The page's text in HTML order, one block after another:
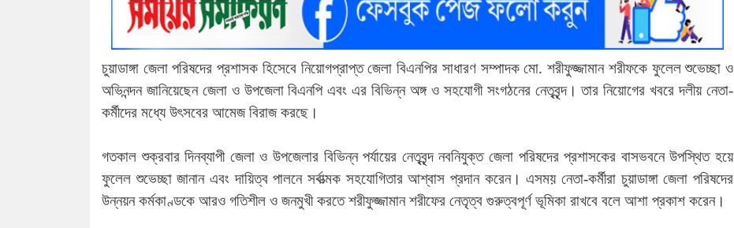
চুয়াডাঙ্গা জেলা পরিষদের প্রশাসক হিসেবে নিয়োগপ্রাপ্ত জেলা বিএনপির সাধারণ সম্পাদক মো. শরীফুজ্জামান শরীফকে ফুলেল শুভেচ্ছা ও
অভিনন্দন জানিয়েছেন জেলা ও উপজেলা বিএনপি এবং এর বিভিন্ন অঙ্গ ও সহযোগী সংগঠনের নেতৃবৃন্দ। তার নিয়োগের খবরে দলীয় নেতা-
কর্মীদের মধ্যে উৎসবের আমেজ বিরাজ করছে।
গতকাল শুক্রবার দিনব্যাপী জেলা ও উপজেলার বিভিন্ন পর্যায়ের নেতৃবৃন্দ নবনিযুক্ত জেলা পরিষদের প্রশাসকের বাসভবনে উপস্থিত হয়ে
ফুলেল শুভেচ্ছা জানান এবং দায়িত্ব পালনে সর্বাত্মক সহযোগিতার আশ্বাস প্রদান করেন। এসময় নেতা-কর্মীরা চুয়াডাঙ্গা জেলা পরিষদের
উন্নয়ন কর্মকাণ্ডকে আরও গতিশীল ও জনমুখী করতে শরীফুজ্জামান শরীফের নেতৃত্ব গুরুত্বপূর্ণ ভূমিকা রাখবে বলে আশা প্রকাশ করেন।